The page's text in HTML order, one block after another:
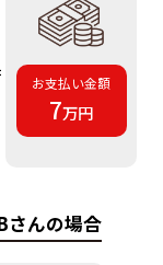
お支払い金額
7万円
さんの場合